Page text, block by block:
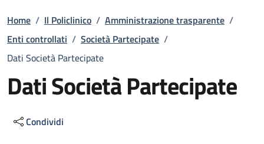
Briciole di pane
Home / Il Policlinico / Amministrazione trasparente /
Enti controllati / Società Partecipate /
Dati Società Partecipate
Dati Società Partecipate
Condividi